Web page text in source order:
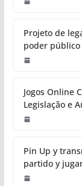
Projeto de
poder público
Jogos Online
Legislação e
Pin Up y
partido y